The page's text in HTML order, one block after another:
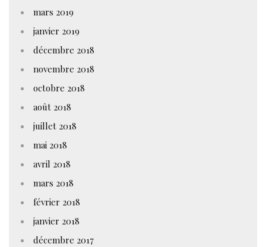
mars 2019
janvier 2019
décembre 2018
novembre 2018
octobre 2018
août 2018
juillet 2018
mai 2018
avril 2018
mars 2018
février 2018
janvier 2018
décembre 2017